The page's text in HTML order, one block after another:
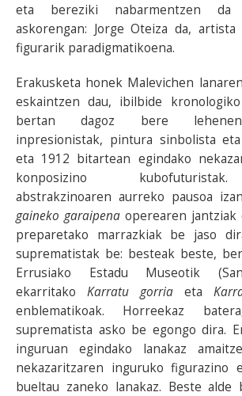
eta bereziki nabarmentzen da
askorengan: Jorge Oteiza da,
figurarik paradigmatikoena.
Erakusketa honek Malevichen
eskaintzen dau, ibilbide
bertan dagoz bere
inpresionistak, pintura sinbolista
eta 1912 bitartean egindako
konposizino
abstrakzinoaren aurreko pausoa
gaineko garaipena operearen jantziak
preparetako marrazkiak be jaso
suprematistak be: besteak beste,
Errusiako Estadu Museotik
ekarritako Karratu gorria eta
enblematikoak. Horreekaz
suprematista asko be egongo dira.
inguruan egindako lanakaz
nekazaritzaren inguruko figurazino
bueltau zaneko lanakaz. Beste alde